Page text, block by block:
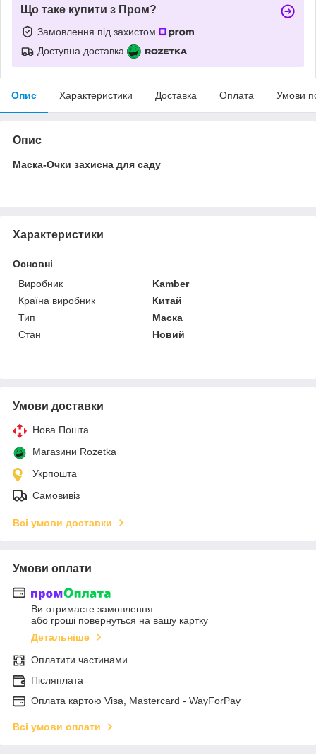
Що таке купити з Пром?
Замовлення під захистом
Доступна доставка
Опис Характеристики Доставка Оплата Умови
Опис
Маска-Очки захисна для саду
Характеристики
Основні
Виробник
Kamber
Країна виробник
Китай
Тип
Маска
Стан
Новий
Умови доставки
Нова Пошта
Магазини Rozetka
Укрпошта
Самовивіз
Всі умови доставки
Умови оплати
Ви отримаєте замовлення
або гроші повернуться на вашу картку
Детальніше
Оплатити частинами
Післяплата
Оплата картою Visa, Mastercard - WayForPay
Всі умови оплати